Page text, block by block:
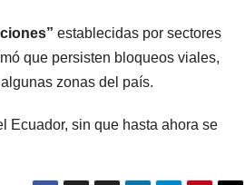
establecidas por sectores
que persisten bloqueos viales,
zonas del país.
Ecuador, sin que hasta ahora se